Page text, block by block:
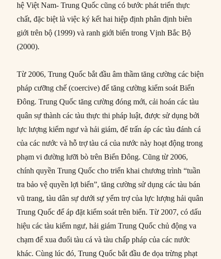
hệ Việt Nam- Trung Quốc cũng có bước phát triển thực
chất, đặc biệt là việc ký kết hai hiệp định phân định biên
giới trên bộ (1999) và ranh giới biển trong Vịnh Bắc Bộ
(2000).
Từ 2006, Trung Quốc bắt đầu âm thầm tăng cường các biện
pháp cưỡng chế (coercive) để tăng cường kiểm soát Biển
Đông. Trung Quốc tăng cường đóng mới, cải hoán các tàu
quân sự thành các tàu thực thi pháp luật, được sử dụng bởi
lực lượng kiểm ngư và hải giám, để trấn áp các tàu đánh cá
của các nước và hỗ trợ tàu cá của nước này hoạt động trong
phạm vi đường lưỡi bò trên Biển Đông. Cũng từ 2006,
chính quyền Trung Quốc cho triển khai chương trình “tuần
tra bảo vệ quyền lợi biển”, tăng cường sử dụng các tàu bán
vũ trang, tàu dân sự dưới sự yểm trợ của lực lượng hải quân
Trung Quốc để áp đặt kiểm soát trên biển. Từ 2007, có dấu
hiệu các tàu kiểm ngư, hải giám Trung Quốc chủ động va
chạm để xua đuổi tàu cá và tàu chấp pháp của các nước
khác. Cùng lúc đó, Trung Quốc bắt đầu đe dọa trừng phạt